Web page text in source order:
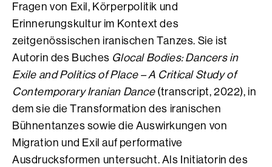
Fragen von Exil, Körperpolitik und
Erinnerungskultur im Kontext des
zeitgenössischen iranischen Tanzes. Sie ist
Autorin des Buches Glocal Bodies: Dancers in
Exile and Politics of Place – A Critical Study of
Contemporary Iranian Dance(transcript, 2022), in
dem sie die Transformation des iranischen
Bühnentanzes sowie die Auswirkungen von
Migration und Exil auf performative
Ausdrucksformen untersucht. Als Initiatorin des